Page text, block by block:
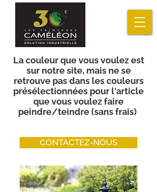
La couleur que vous voulez est
sur notre site, mais ne se
retrouve pas dans les couleurs
présélectionnées pour l'article
que vous voulez faire
peindre/teindre (sans frais)
CONTACTEZ-NOUS